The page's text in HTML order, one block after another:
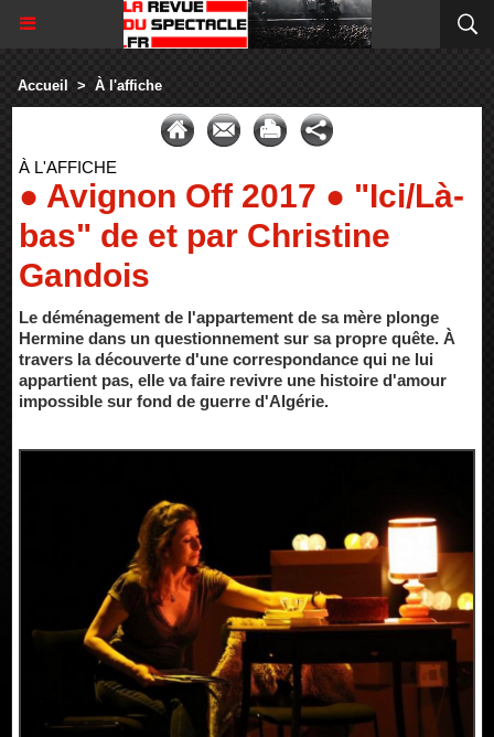
Accueil > À l'affiche
À L'AFFICHE
● Avignon Off 2017 ● "Ici/Là-
bas" de et par Christine
Gandois
Le déménagement de l'appartement de sa mère plonge
Hermine dans un questionnement sur sa propre quête. À
travers la découverte d'une correspondance qui ne lui
appartient pas, elle va faire revivre une histoire d'amour
impossible sur fond de guerre d'Algérie.